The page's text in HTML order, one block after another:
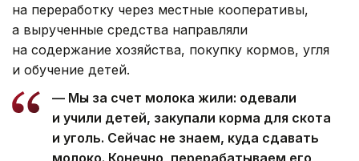
на переработку через местные кооперативы,
а вырученные средства направляли
на содержание хозяйства, покупку кормов, угля
и обучение детей.
— Мы за счет молока жили: одевали
и учили детей, закупали корма для скота
и уголь. Сейчас не знаем, куда сдавать
молоко. Конечно, перерабатываем его